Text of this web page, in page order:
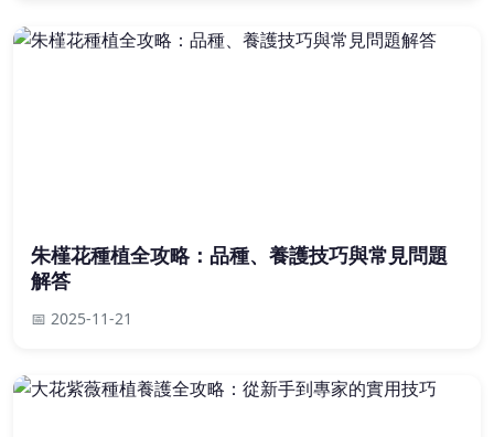
朱槿花種植全攻略：品種、養護技巧與常見問題
解答
📅 2025-11-21